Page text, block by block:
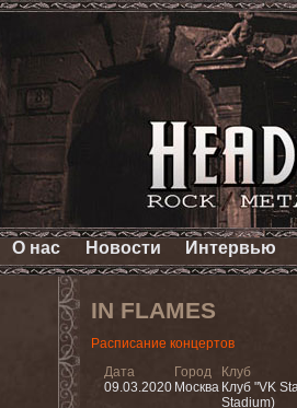
О нас Новости Интервью
IN FLAMES
Расписание концертов
Дата
09.03.2020
Город
Москва
Клуб
Клуб "VK
Stadium)